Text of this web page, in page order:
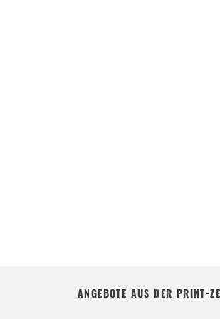
ANGEBOTE AUS DER PRINT-